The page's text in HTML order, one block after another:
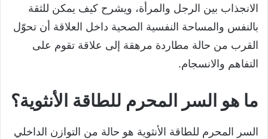
الانجذاب بين الرجل والمرأة، ويشرح كيف يمكن للثقة
بالنفس والمساحة النفسية الصحية داخل العلاقة أن تحوّل
القرب من حالة مطاردة مرهقة إلى علاقة تقوم على
التفاهم والانسجام.
ما هو السر المحرم للطاقة الأنثوية؟
السر المحرم للطاقة الأنثوية هو حالة من التوازن الداخلي